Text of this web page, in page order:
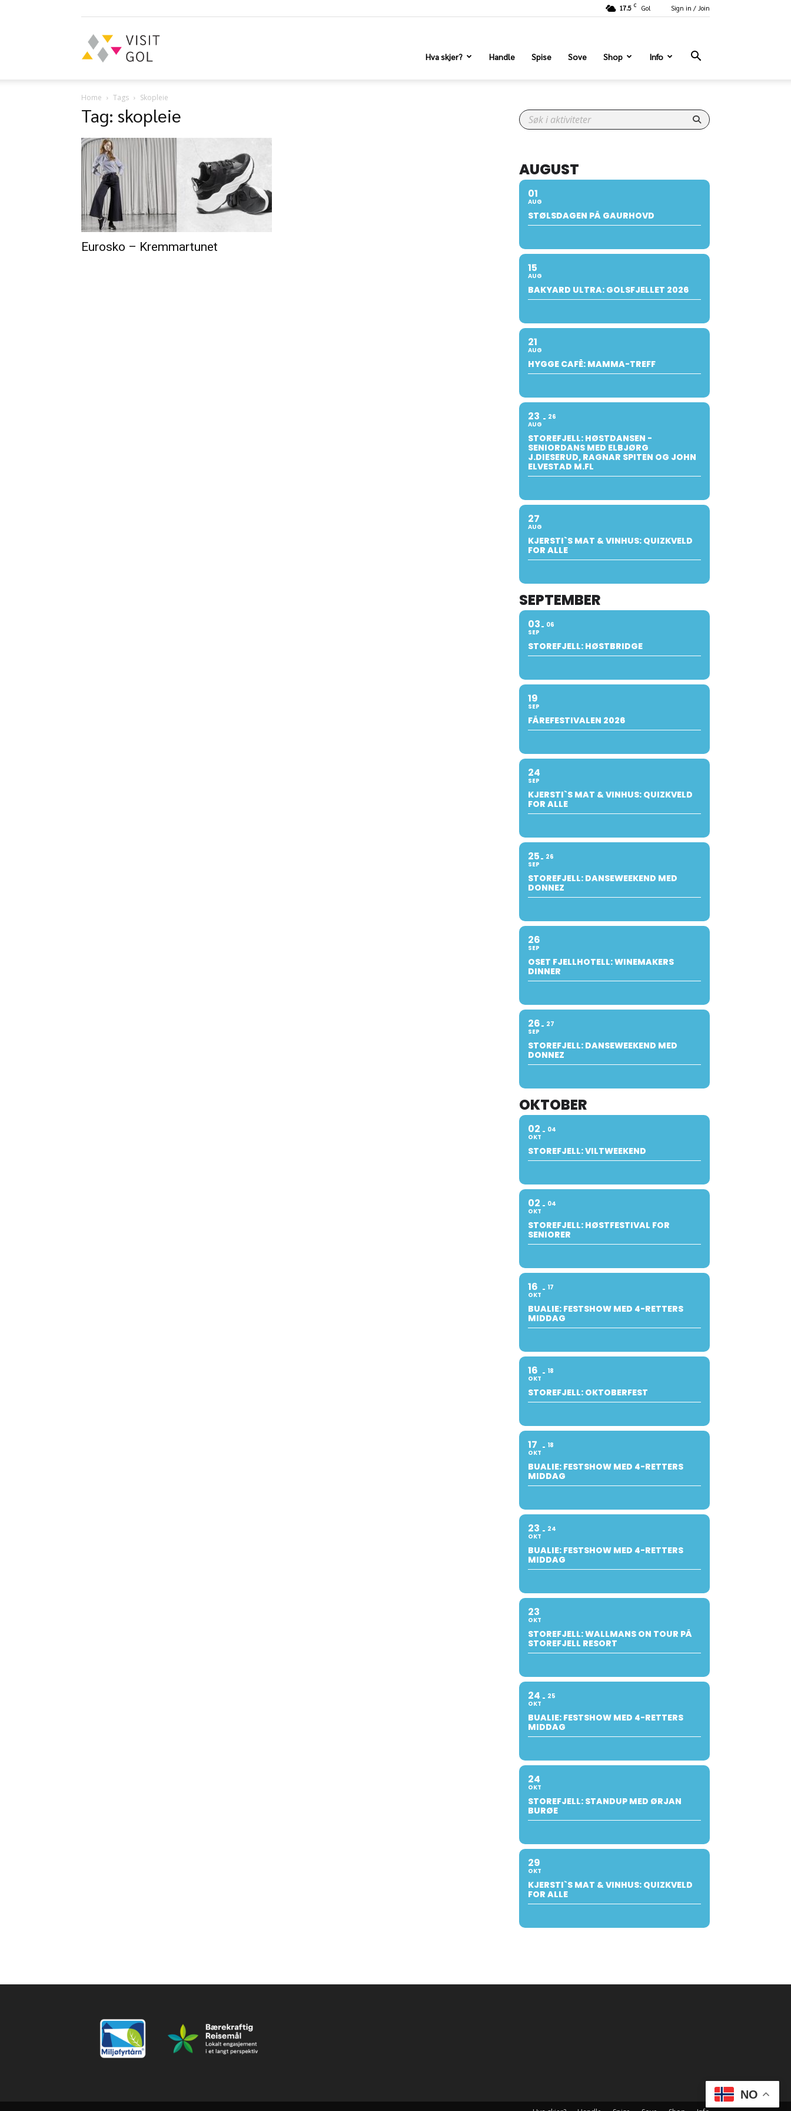
17.5 C Gol Sign in / Join
Gol
Hva skjer? Handle Spise Sove Shop Info
Home Tags Skopleie
Tag: skopleie
Eurosko – Kremmartunet
AUGUST
01
AUG
STØLSDAGEN PÅ GAURHOVD
15
AUG
BAKYARD ULTRA: GOLSFJELLET 2026
21
AUG
HYGGE CAFÈ: MAMMA-TREFF
23
AUG
26
STOREFJELL: HØSTDANSEN -
SENIORDANS MED ELBJØRG
J.DIESERUD, RAGNAR SPITEN OG JOHN
ELVESTAD M.FL
27
AUG
KJERSTI`S MAT & VINHUS: QUIZKVELD
FOR ALLE
SEPTEMBER
03
SEP
06
STOREFJELL: HØSTBRIDGE
19
SEP
FÅREFESTIVALEN 2026
24
SEP
KJERSTI`S MAT & VINHUS: QUIZKVELD
FOR ALLE
25
SEP
26
STOREFJELL: DANSEWEEKEND MED
DONNEZ
26
SEP
OSET FJELLHOTELL: WINEMAKERS
DINNER
26
SEP
27
STOREFJELL: DANSEWEEKEND MED
DONNEZ
OKTOBER
02
OKT
04
STOREFJELL: VILTWEEKEND
02
OKT
04
STOREFJELL: HØSTFESTIVAL FOR
SENIORER
16
OKT
17
BUALIE: FESTSHOW MED 4-RETTERS
MIDDAG
16
OKT
18
STOREFJELL: OKTOBERFEST
17
OKT
18
BUALIE: FESTSHOW MED 4-RETTERS
MIDDAG
23
OKT
24
BUALIE: FESTSHOW MED 4-RETTERS
MIDDAG
23
OKT
STOREFJELL: WALLMANS ON TOUR PÅ
STOREFJELL RESORT
24
OKT
25
BUALIE: FESTSHOW MED 4-RETTERS
MIDDAG
24
OKT
STOREFJELL: STANDUP MED ØRJAN
BURØE
29
OKT
KJERSTI`S MAT & VINHUS: QUIZKVELD
FOR ALLE
NO